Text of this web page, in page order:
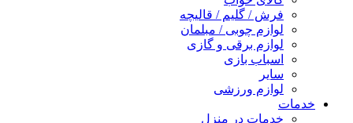
فرش / گلیم / قالیچه
لوازم چوبی / مبلمان
لوازم برقی و گازی
اسباب بازی
سایر
لوازم ورزشی
خدمات
خدمات در منزل